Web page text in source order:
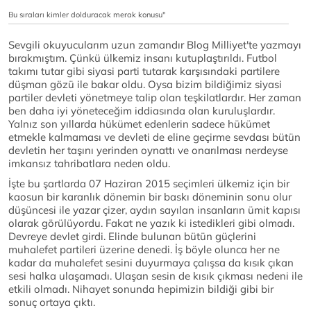
Bu sıraları kimler dolduracak merak konusu"
Sevgili okuyucularım uzun zamandır Blog Milliyet'te yazmayı
bırakmıştım. Çünkü ülkemiz insanı kutuplaştırıldı. Futbol
takımı tutar gibi siyasi parti tutarak karşısındaki partilere
düşman gözü ile bakar oldu. Oysa bizim bildiğimiz siyasi
partiler devleti yönetmeye talip olan teşkilatlardır. Her zaman
ben daha iyi yöneteceğim iddiasında olan kuruluşlardır.
Yalnız son yıllarda hükümet edenlerin sadece hükümet
etmekle kalmaması ve devleti de eline geçirme sevdası bütün
devletin her taşını yerinden oynattı ve onarılması nerdeyse
imkansız tahribatlara neden oldu.
İşte bu şartlarda 07 Haziran 2015 seçimleri ülkemiz için bir
kaosun bir karanlık dönemin bir baskı döneminin sonu olur
düşüncesi ile yazar çizer, aydın sayılan insanların ümit kapısı
olarak görülüyordu. Fakat ne yazık ki istedikleri gibi olmadı.
Devreye devlet girdi. Elinde bulunan bütün güçlerini
muhalefet partileri üzerine denedi. İş böyle olunca her ne
kadar da muhalefet sesini duyurmaya çalışsa da kısık çıkan
sesi halka ulaşamadı. Ulaşan sesin de kısık çıkması nedeni ile
etkili olmadı. Nihayet sonunda hepimizin bildiği gibi bir
sonuç ortaya çıktı.